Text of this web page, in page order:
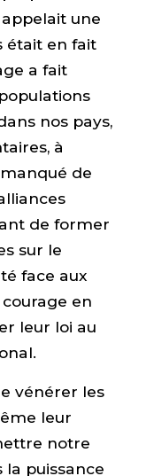
appelait une
était en fait
a fait
nos pays,
à
manqué de
de former
sur le
face aux
en
leur loi au
vénérer les
leur
notre
puissance